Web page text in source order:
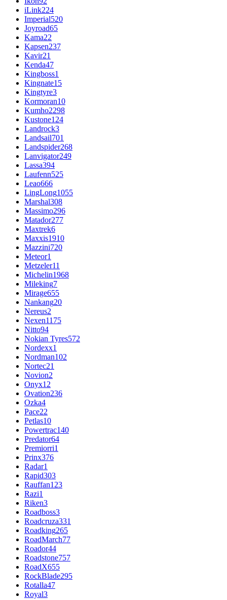
iLink224
Imperial520
Joyroad65
Kama22
Kapsen237
Kavir21
Kenda47
Kingboss1
Kingnate15
Kingtyre3
Kormoran10
Kumho2298
Kustone124
Landrock3
Landsail701
Landspider268
Lanvigator249
Lassa394
Laufenn525
Leao666
LingLong1055
Marshal308
Massimo296
Matador277
Maxtrek6
Maxxis1910
Mazzini720
Meteor1
Metzeler11
Michelin1968
Mileking7
Mirage655
Nankang20
Nereus2
Nexen1175
Nitto94
Nokian Tyres572
Nordexx1
Nordman102
Nortec21
Novion2
Onyx12
Ovation236
Ozka4
Pace22
Petlas10
Powertrac140
Predator64
Premiorri1
Prinx376
Radar1
Rapid303
Rauffan123
Razi1
Riken3
Roadboss3
Roadcruza331
Roadking265
RoadMarch77
Roador44
Roadstone757
RoadX655
RockBlade295
Rotalla47
Royal3